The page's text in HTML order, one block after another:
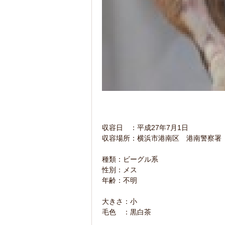
収容日 ：平成27年7月1日
収容場所：横浜市港南区 港南警察署
種類：ビーグル系
性別：メス
年齢：不明
大きさ：小
毛色 ：黒白茶